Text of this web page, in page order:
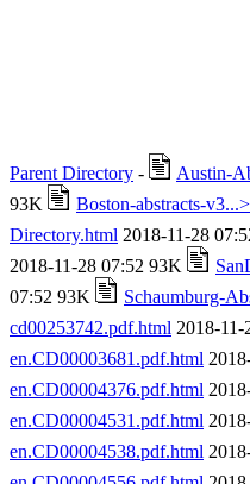
Parent Directory - Austin-
93K
Boston-abstracts-v3...>
Directory.html 2018-11-28
2018-11-28 07:52 93K
07:52 93K
Schaumburg-
cd00253742.pdf.html 2018-
en.CD00003681.pdf.html
en.CD00004376.pdf.html
en.CD00004531.pdf.html
en.CD00004538.pdf.html